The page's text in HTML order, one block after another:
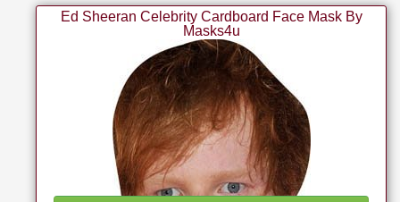
Ed Sheeran Celebrity Cardboard Face Mask By
Masks4u